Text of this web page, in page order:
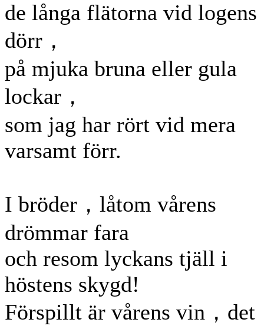
de långa flätorna vid logens
dörr，
på mjuka bruna eller gula
lockar，
som jag har rört vid mera
varsamt förr.
I bröder，låtom vårens
drömmar fara
och resom lyckans tjäll i
höstens skygd!
Förspillt är vårens vin，det